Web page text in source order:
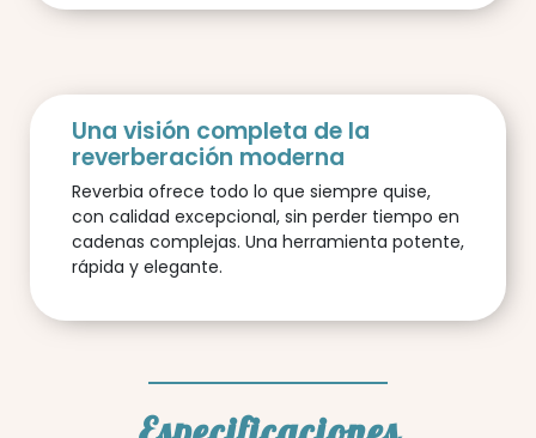
Una visión completa de la
reverberación moderna
Reverbia ofrece todo lo que siempre quise,
con calidad excepcional, sin perder tiempo en
cadenas complejas. Una herramienta potente,
rápida y elegante.